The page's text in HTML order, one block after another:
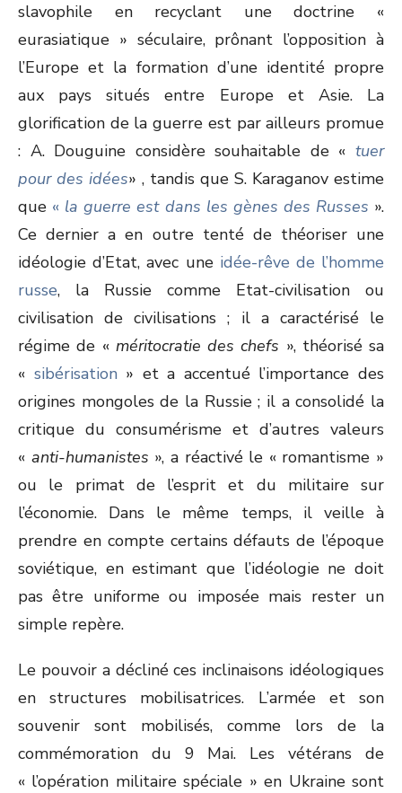
slavophile en recyclant une doctrine «
eurasiatique » séculaire, prônant l’opposition à
l’Europe et la formation d’une identité propre
aux pays situés entre Europe et Asie. La
glorification de la guerre est par ailleurs promue
: A. Douguine considère souhaitable de « tuer
pour des idées» , tandis que S. Karaganov estime
que « la guerre est dans les gènes des Russes ».
Ce dernier a en outre tenté de théoriser une
idéologie d’Etat, avec une idée-rêve de l’homme
russe, la Russie comme Etat-civilisation ou
civilisation de civilisations ; il a caractérisé le
régime de « méritocratie des chefs », théorisé sa
« sibérisation » et a accentué l’importance des
origines mongoles de la Russie ; il a consolidé la
critique du consumérisme et d’autres valeurs
« anti-humanistes », a réactivé le « romantisme »
ou le primat de l’esprit et du militaire sur
l’économie. Dans le même temps, il veille à
prendre en compte certains défauts de l’époque
soviétique, en estimant que l’idéologie ne doit
pas être uniforme ou imposée mais rester un
simple repère.
Le pouvoir a décliné ces inclinaisons idéologiques
en structures mobilisatrices. L’armée et son
souvenir sont mobilisés, comme lors de la
commémoration du 9 Mai. Les vétérans de
« l’opération militaire spéciale » en Ukraine sont